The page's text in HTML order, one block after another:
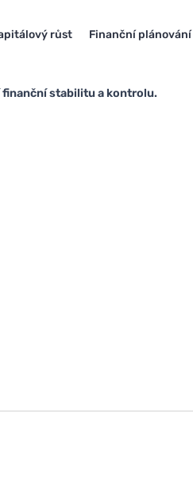
růst Finanční plánování
stabilitu a kontrolu.